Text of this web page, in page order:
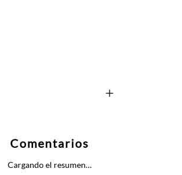
Comentarios
Cargando el resumen…